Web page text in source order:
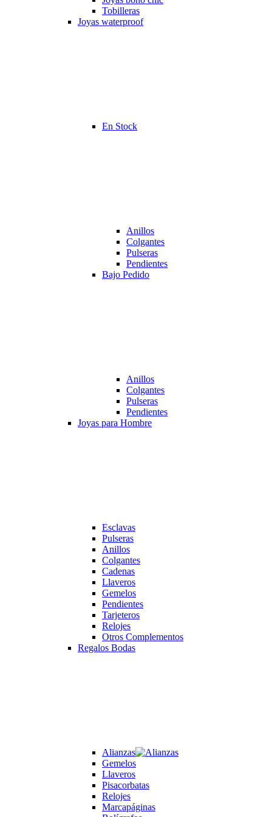
Tobilleras
Joyas waterproof
En Stock
Anillos
Colgantes
Pulseras
Pendientes
Bajo Pedido
Anillos
Colgantes
Pulseras
Pendientes
Joyas para Hombre
Esclavas
Pulseras
Anillos
Colgantes
Cadenas
Llaveros
Gemelos
Pendientes
Tarjeteros
Relojes
Otros Complementos
Regalos Bodas
Alianzas
Gemelos
Llaveros
Pisacorbatas
Relojes
Marcapáginas